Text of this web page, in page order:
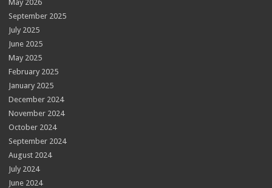
May 2026
September 2025
July 2025
June 2025
May 2025
February 2025
January 2025
December 2024
November 2024
October 2024
September 2024
August 2024
July 2024
June 2024